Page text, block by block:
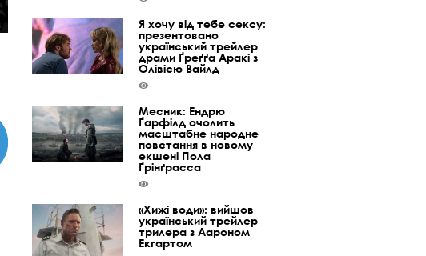
Я хочу від тебе сексу:
презентовано
український трейлер
драми Ґреґґа Аракі з
Олівією Вайлд
Месник: Ендрю
Ґарфілд очолить
масштабне народне
повстання в новому
екшені Пола
Ґрінґрасса
«Хижі води»: вийшов
український трейлер
трилера з Аароном
Екгартом